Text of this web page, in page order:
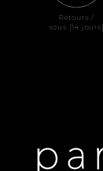
Retours /
sous [14 jours]